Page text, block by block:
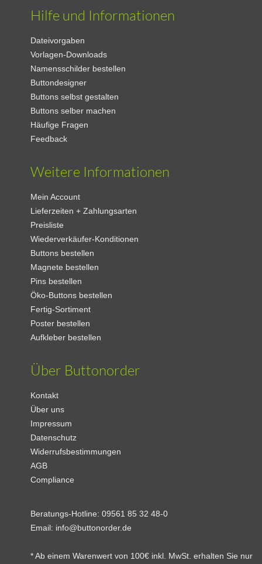
Hilfe und Informationen
Dateivorgaben
Vorlagen-Downloads
Namensschilder bestellen
Buttondesigner
Buttons selbst gestalten
Buttons selber machen
Häufige Fragen
Feedback
Weitere Informationen
Mein Account
Lieferzeiten + Zahlungsarten
Preisliste
Wiederverkäufer-Konditionen
Buttons bestellen
Magnete bestellen
Pins bestellen
Öko-Buttons bestellen
Fertig-Sortiment
Poster bestellen
Aufkleber bestellen
Über Buttonorder
Kontakt
Über uns
Impressum
Datenschutz
Widerrufsbestimmungen
AGB
Compliance
Beratungs-Hotline:09561 85 32 48-0
Email: info@buttonorder.de
* Ab einem Warenwert von 100€ inkl. MwSt. erhalten Sie nur